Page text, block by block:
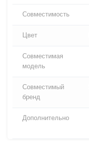
Совместимость
Цвет
Совместимая
модель
Совместимый
бренд
Дополнительно